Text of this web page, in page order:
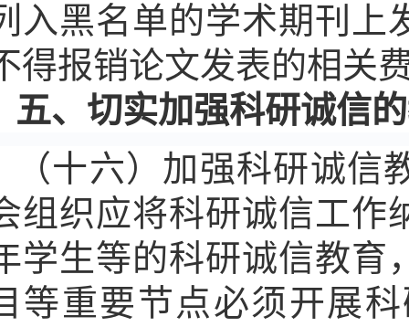
入黑名单的学术期刊上
得报销论文发表的相关
五、切实加强科研诚信
（十六）加强科研诚
组织应将科研诚信工作
学生等的科研诚信教育
等重要节点必须开展